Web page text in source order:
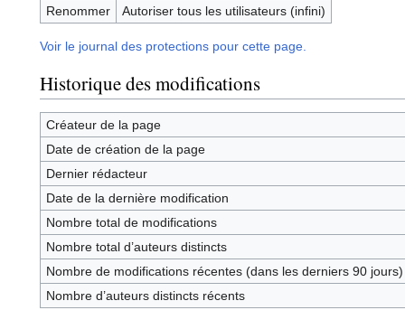
Renommer
Autoriser tous les utilisateurs (infini)
Voir le journal des protections pour cette page.
Historique des modifications
Créateur de la page
Date de création de la page
Dernier rédacteur
Date de la dernière modification
Nombre total de modifications
Nombre total d’auteurs distincts
Nombre de modifications récentes (dans les derniers 90 jours)
Nombre d’auteurs distincts récents